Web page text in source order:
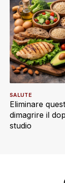
Eliminare
dimagrire il
studio
SALUTE